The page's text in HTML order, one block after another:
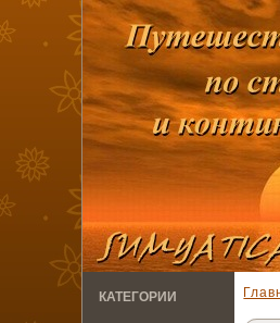
КАТЕГОРИИ